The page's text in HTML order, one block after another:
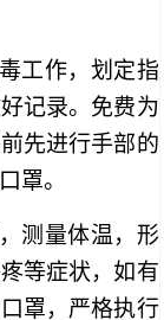
工作，划定指
记录。免费为
先进行手部的
罩。
测量体温，形
等症状，如有
罩，严格执行